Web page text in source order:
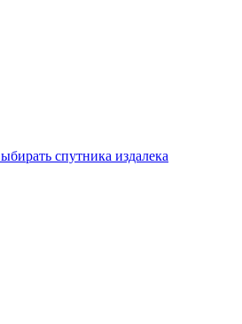
спутника издалека